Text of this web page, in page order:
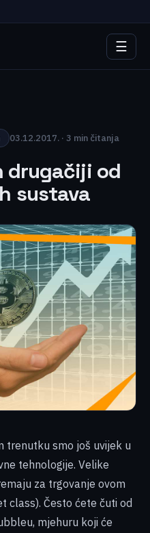
☰
03.12.2017. · 3 min čitanja
drugačiji od
sustava
trenutku smo još uvijek u
tehnologije. Velike
za trgovanje ovom
class). Često ćete čuti od
mjehuru koji će